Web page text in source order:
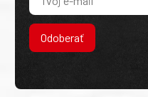
Odoberať